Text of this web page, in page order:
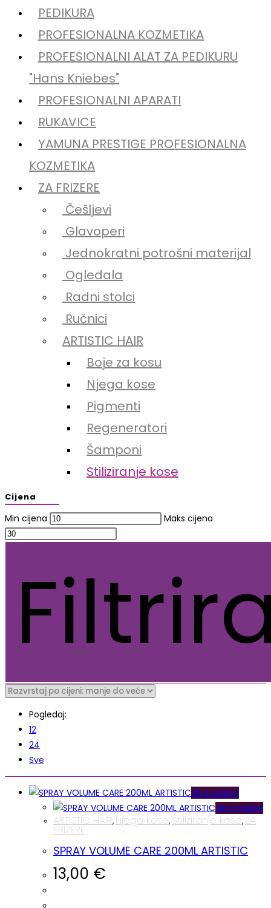
PEDIKURA
PROFESIONALNA KOZMETIKA
PROFESIONALNI ALAT ZA PEDIKURU
"Hans Kniebes"
PROFESIONALNI APARATI
RUKAVICE
YAMUNA PRESTIGE PROFESIONALNA
KOZMETIKA
ZA FRIZERE
Češljevi
Glavoperi
Jednokratni potrošni materijal
Ogledala
Radni stolci
Ručnici
ARTISTIC HAIR
Boje za kosu
Njega kose
Pigmenti
Regeneratori
Šamponi
Stiliziranje kose
Cijena
Min cijena Maks cijena
Pogledaj:
12
24
Sve
Brzi pogled
Brzi pogled
ARTISTIC HAIR, Njega kose, Stiliziranje kose, ZA
FRIZERE
SPRAY VOLUME CARE 200ML ARTISTIC
13,00 €